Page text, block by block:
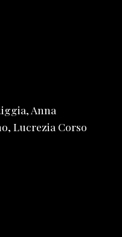
Anna
Lucrezia Corso